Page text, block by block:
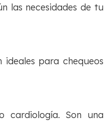
las necesidades de tu
ideales para chequeos
cardiología. Son una